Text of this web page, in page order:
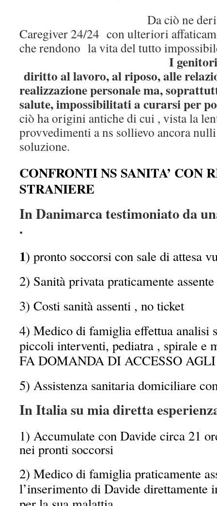
Da ciò ne deriva che
Caregiver 24/24 con ulteriori
che rendono la vita del
I
diritto al lavoro, al riposo, alle
realizzazione personale ma,
salute, impossibilitati a curarsi per
ciò ha origini antiche di cui , vista la
provvedimenti a ns sollievo ancora
soluzione.
CONFRONTI NS SANITA’ CON
STRANIERE
In Danimarca testimoniato da
.
1) pronto soccorsi con sale di attesa
2) Sanità privata praticamente assente
3) Costi sanità assenti , no ticket
4) Medico di famiglia effettua analisi
piccoli interventi, pediatra , spirale e
FA DOMANDA DI ACCESSO
5) Assistenza sanitaria domiciliare
In Italia su mia diretta
1) Accumulate con Davide circa 21
nei pronti soccorsi
2) Medico di famiglia praticamente
l’inserimento di Davide direttamente